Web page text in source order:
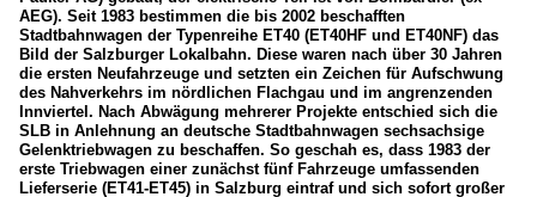
AEG). Seit 1983 bestimmen die bis 2002 beschafften
Stadtbahnwagen der Typenreihe ET40 (ET40HF und ET40NF) das
Bild der Salzburger Lokalbahn. Diese waren nach über 30 Jahren
die ersten Neufahrzeuge und setzten ein Zeichen für Aufschwung
des Nahverkehrs im nördlichen Flachgau und im angrenzenden
Innviertel. Nach Abwägung mehrerer Projekte entschied sich die
SLB in Anlehnung an deutsche Stadtbahnwagen sechsachsige
Gelenktriebwagen zu beschaffen. So geschah es, dass 1983 der
erste Triebwagen einer zunächst fünf Fahrzeuge umfassenden
Lieferserie (ET41-ET45) in Salzburg eintraf und sich sofort großer